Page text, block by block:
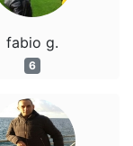
fabio g.
6